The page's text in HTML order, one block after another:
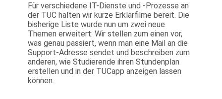
Für verschiedene IT-Dienste und -Prozesse an
der TUC halten wir kurze Erklärfilme bereit. Die
bisherige Liste wurde nun um zwei neue
Themen erweitert: Wir stellen zum einen vor,
was genau passiert, wenn man eine Mail an die
Support-Adresse sendet und beschreiben zum
anderen, wie Studierende ihren Stundenplan
erstellen und in der TUCapp anzeigen lassen
können.